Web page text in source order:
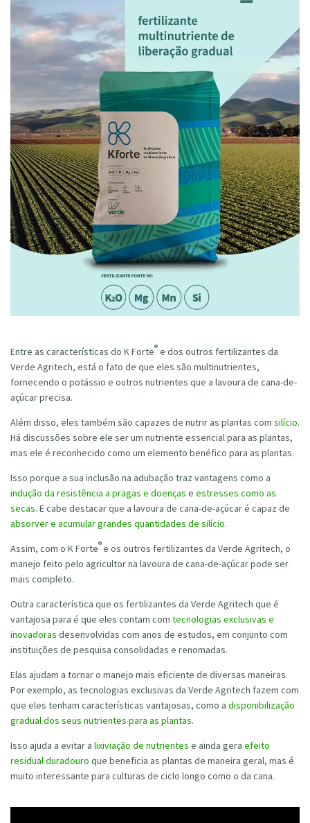
Entre as características do K Forte® e dos outros fertilizantes da
Verde Agritech, está o fato de que eles são multinutrientes,
fornecendo o potássio e outros nutrientes que a lavoura de cana-de-
açúcar precisa.
Além disso, eles também são capazes de nutrir as plantas com silício.
Há discussões sobre ele ser um nutriente essencial para as plantas,
mas ele é reconhecido como um elemento benéfico para as plantas.
Isso porque a sua inclusão na adubação traz vantagens como a
indução da resistência a pragas e doenças e estresses como as
secas. E cabe destacar que a lavoura de cana-de-açúcar é capaz de
absorver e acumular grandes quantidades de silício.
Assim, com o K Forte®e os outros fertilizantes da Verde Agritech, o
manejo feito pelo agricultor na lavoura de cana-de-açúcar pode ser
mais completo.
Outra característica que os fertilizantes da Verde Agritech que é
vantajosa para é que eles contam com tecnologias exclusivas e
inovadoras desenvolvidas com anos de estudos, em conjunto com
instituições de pesquisa consolidadas e renomadas.
Elas ajudam a tornar o manejo mais eficiente de diversas maneiras.
Por exemplo, as tecnologias exclusivas da Verde Agritech fazem com
que eles tenham características vantajosas, como a disponibilização
gradual dos seus nutrientes para as plantas.
Isso ajuda a evitar a lixiviação de nutrientes e ainda gera efeito
residual duradouro que beneficia as plantas de maneira geral, mas é
muito interessante para culturas de ciclo longo como o da cana.